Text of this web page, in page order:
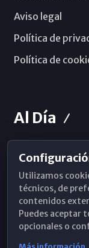
Aviso legal
Política de
Política de
Al Día
Horarios de
Hemeroteca
WhatsApp
Utilizamos
técnicos, de
contenidos
Puedes aceptar
opcionales o